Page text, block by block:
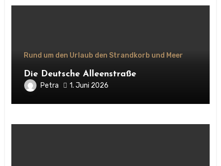
Rund um den Urlaub den Strandkorb und Meer
Die Deutsche Alleenstraße
Petra 1. Juni 2026